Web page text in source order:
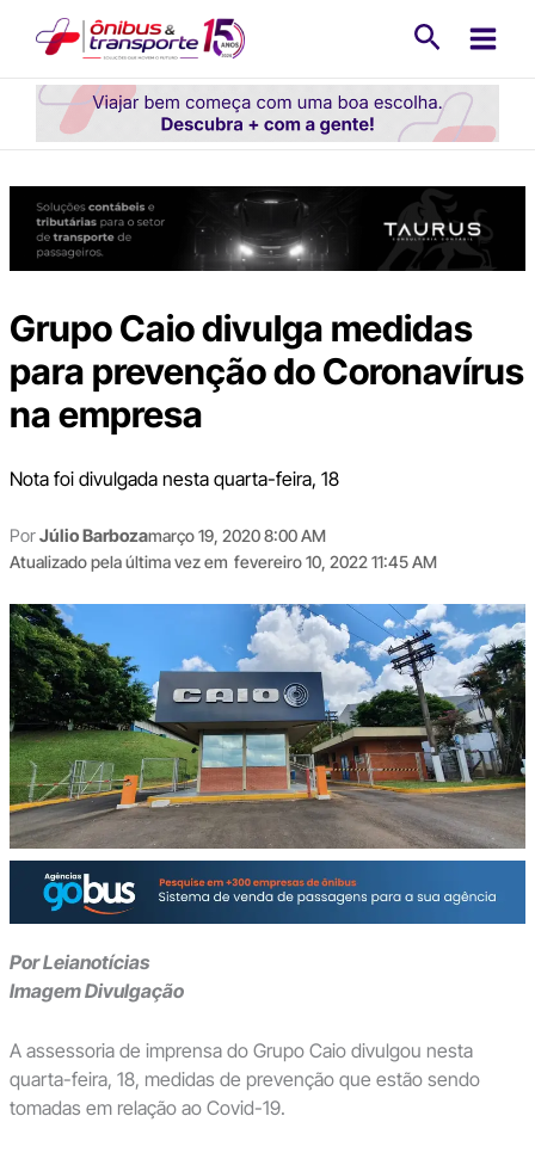
conteúdo
Grupo Caio divulga medidas
para prevenção do Coronavírus
na empresa
Nota foi divulgada nesta quarta-feira, 18
PorJúlio Barbozamarço 19, 2020 8:00 AM
Atualizado pela última vez em fevereiro 10, 2022 11:45 AM
Por Leianotícias
Imagem Divulgação
A assessoria de imprensa do Grupo Caio divulgou nesta
quarta-feira, 18, medidas de prevenção que estão sendo
tomadas em relação ao Covid-19.